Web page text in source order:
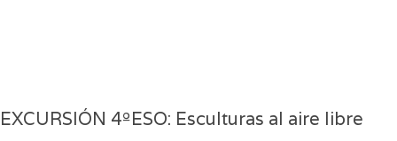
EXCURSIÓN 4ºESO: Esculturas al aire libre